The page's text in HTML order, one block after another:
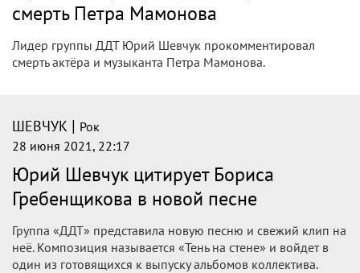
смерть Петра Мамонова
Лидер группы ДДТ Юрий Шевчук прокомментировал
смерть актёра и музыканта Петра Мамонова.
ШЕВЧУК | Рок
28 июня 2021, 22:17
Юрий Шевчук цитирует Бориса
Гребенщикова в новой песне
Группа «ДДТ» представила новую песню и свежий клип на
неё. Композиция называется «Тень на стене» и войдет в
один из готовящихся к выпуску альбомов коллектива.